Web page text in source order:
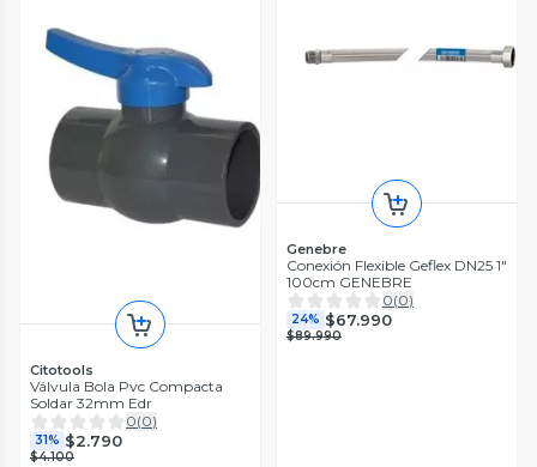
Citotools
Válvula Bola Pvc Compacta
Soldar 32mm Edr
0(0)
31% $2.790
$4.100
Genebre
Conexión Flexible Geflex DN25 1"
100cm GENEBRE
0(0)
24% $67.990
$89.990